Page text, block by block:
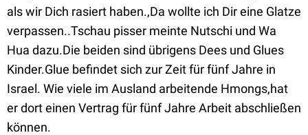
als wir Dich rasiert haben.,Da wollte ich Dir eine Glatze
verpassen..Tschau pisser meinte Nutschi und Wa
Hua dazu.Die beiden sind übrigens Dees und Glues
Kinder.Glue befindet sich zur Zeit für fünf Jahre in
Israel. Wie viele im Ausland arbeitende Hmongs,hat
er dort einen Vertrag für fünf Jahre Arbeit abschließen
können.